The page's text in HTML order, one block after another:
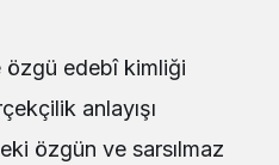
özgü edebî kimliği
anlayışı
özgün ve sarsılmaz